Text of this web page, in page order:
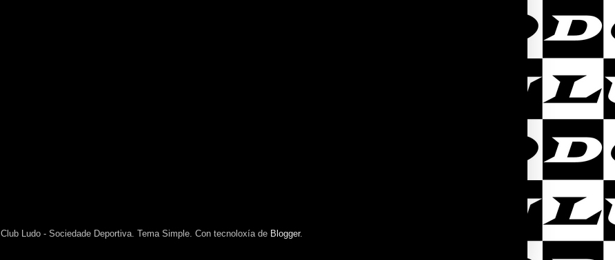
Club Ludo - Sociedade Deportiva. Tema Simple. Con tecnoloxía de Blogger.